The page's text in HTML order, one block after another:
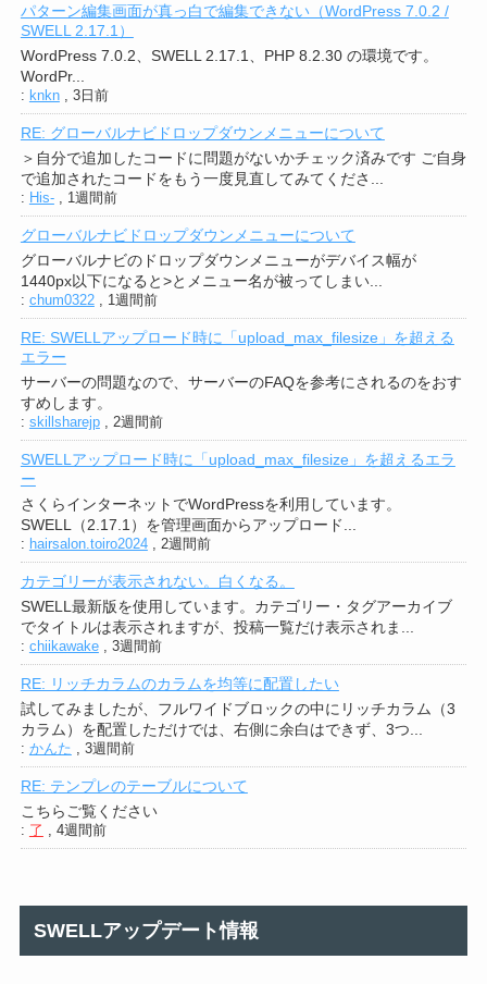
パターン編集画面が真っ白で編集できない（WordPress 7.0.2 /
SWELL 2.17.1）
WordPress 7.0.2、SWELL 2.17.1、PHP 8.2.30 の環境です。
WordPr...
: knkn, 3日前
RE: グローバルナビドロップダウンメニューについて
＞自分で追加したコードに問題がないかチェック済みです ご自身
で追加されたコードをもう一度見直してみてくださ...
: His-, 1週間前
グローバルナビドロップダウンメニューについて
グローバルナビのドロップダウンメニューがデバイス幅が
1440px以下になると>とメニュー名が被ってしまい...
: chum0322, 1週間前
RE: SWELLアップロード時に「upload_max_filesize」を超える
エラー
サーバーの問題なので、サーバーのFAQを参考にされるのをおす
すめします。
: skillsharejp, 2週間前
SWELLアップロード時に「upload_max_filesize」を超えるエラ
ー
さくらインターネットでWordPressを利用しています。
SWELL（2.17.1）を管理画面からアップロード...
: hairsalon.toiro2024, 2週間前
カテゴリーが表示されない。白くなる。
SWELL最新版を使用しています。カテゴリー・タグアーカイブ
でタイトルは表示されますが、投稿一覧だけ表示されま...
: chiikawake, 3週間前
RE: リッチカラムのカラムを均等に配置したい
試してみましたが、フルワイドブロックの中にリッチカラム（3
カラム）を配置しただけでは、右側に余白はできず、3つ...
: かんた 3週間前
RE: テンプレのテーブルについて
こちらご覧ください
: 了 4週間前
SWELLアップデート情報